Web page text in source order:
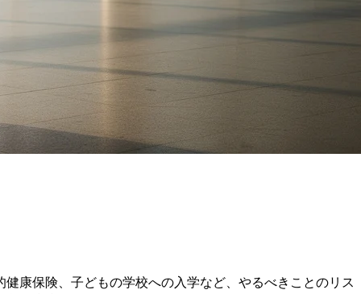
康保険、子どもの学校への入学など、やるべきことのリス